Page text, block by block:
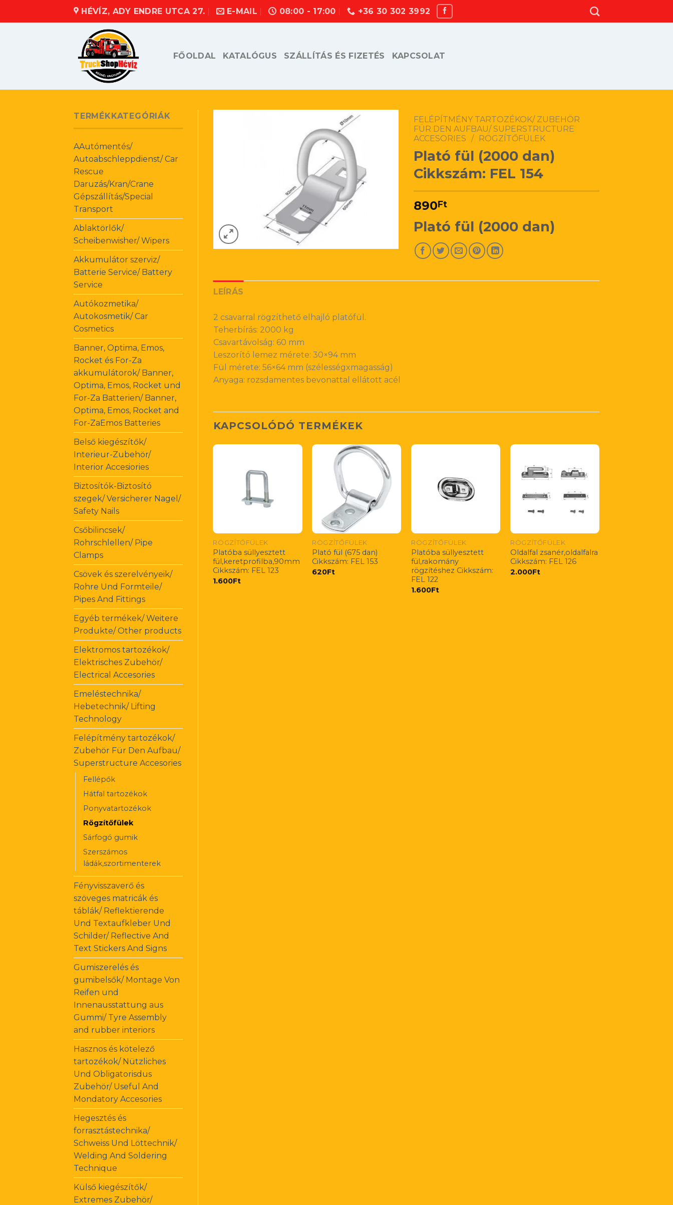
HÉVÍZ, ADY ENDRE UTCA 27. E-MAIL 08:00 - 17:00 +36 30 302 3992
FŐOLDAL KATALÓGUS SZÁLLÍTÁS ÉS FIZETÉS KAPCSOLAT
TERMÉKKATEGÓRIÁK
AAutómentés/
Autoabschleppdienst/ Car
Rescue
Daruzás/Kran/Crane
Gépszállítás/Special
Transport
Ablaktörlők/
Scheibenwisher/ Wipers
Akkumulátor szerviz/
Batterie Service/ Battery
Service
Autókozmetika/
Autokosmetik/ Car
Cosmetics
Banner, Optima, Emos,
Rocket és For-Za
akkumulátorok/ Banner,
Optima, Emos, Rocket und
For-Za Batterien/ Banner,
Optima, Emos, Rocket and
For-ZaEmos Batteries
Belső kiegészítők/
Interieur-Zubehör/
Interior Accesiories
Biztosítók-Biztosító
szegek/ Versicherer Nagel/
Safety Nails
Csőbilincsek/
Rohrschlellen/ Pipe
Clamps
Csövek és szerelvényeik/
Rohre Und Formteile/
Pipes And Fittings
Egyéb termékek/ Weitere
Produkte/ Other products
Elektromos tartozékok/
Elektrisches Zubehör/
Electrical Accesories
Emeléstechnika/
Hebetechnik/ Lifting
Technology
Felépítmény tartozékok/
Zubehör Für Den Aufbau/
Superstructure Accesories
Fellépők
Hátfal tartozékok
Ponyvatartozékok
Rögzítőfülek
Sárfogó gumik
Szerszámos
ládák,szortimenterek
Fényvisszaverő és
szöveges matricák és
táblák/ Reflektierende
Und Textaufkleber Und
Schilder/ Reflective And
Text Stickers And Signs
Gumiszerelés és
gumibelsők/ Montage Von
Reifen und
Innenausstattung aus
Gummi/ Tyre Assembly
and rubber interiors
Hasznos és kötelező
tartozékok/ Nützliches
Und Obligatorisdus
Zubehör/ Useful And
Mondatory Accesories
Hegesztés és
forrasztástechnika/
Schweiss Und Löttechnik/
Welding And Soldering
Technique
Külső kiegészítők/
Extremes Zubehör/
FELÉPÍTMÉNY TARTOZÉKOK/ ZUBEHÖR
FÜR DEN AUFBAU/ SUPERSTRUCTURE
ACCESORIES / RÖGZÍTŐFÜLEK
Plató fül (2000 dan)
Cikkszám: FEL 154
890Ft
Plató fül (2000 dan)
LEÍRÁS
2 csavarral rögzíthető elhajló platófül.
Teherbírás: 2000 kg
Csavartávolság: 60 mm
Leszorító lemez mérete: 30×94 mm
Fül mérete: 56×64 mm (szélességxmagasság)
Anyaga: rozsdamentes bevonattal ellátott acél
KAPCSOLÓDÓ TERMÉKEK
RÖGZÍTŐFÜLEK
Platóba süllyesztett
fül,keretprofilba,90mm
Cikkszám: FEL 123
1.600Ft
RÖGZÍTŐFÜLEK
Plató fül (675 dan)
Cikkszám: FEL 153
620Ft
RÖGZÍTŐFÜLEK
Platóba süllyesztett
fül,rakomány
rögzítéshez Cikkszám:
FEL 122
1.600Ft
RÖGZÍTŐFÜLEK
Oldalfal zsanér,oldalfalra
Cikkszám: FEL 126
2.000Ft